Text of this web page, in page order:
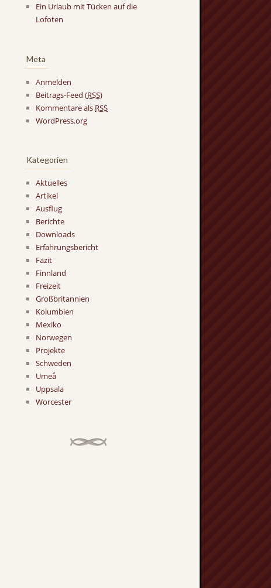
Ein Urlaub mit Tücken auf die
Lofoten
Meta
Anmelden
Beitrags-Feed (RSS)
Kommentare als RSS
WordPress.org
Kategorien
Aktuelles
Artikel
Ausflug
Berichte
Downloads
Erfahrungsbericht
Fazit
Finnland
Freizeit
Großbritannien
Kolumbien
Mexiko
Norwegen
Projekte
Schweden
Umeå
Uppsala
Worcester